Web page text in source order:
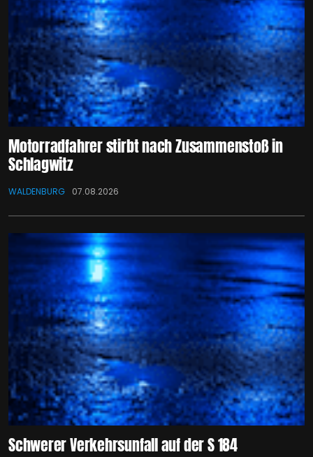
Motorradfahrer stirbt nach Zusammenstoß in
Schlagwitz
WALDENBURG 07.08.2026
Schwerer Verkehrsunfall auf der S 184